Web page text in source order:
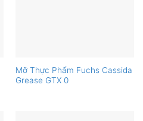
Mỡ Thực Phẩm Fuchs Cassida
Grease GTX 0